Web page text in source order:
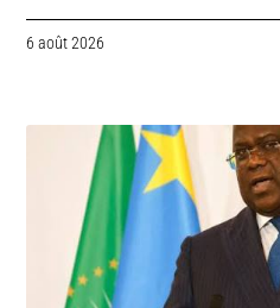
6 août 2026